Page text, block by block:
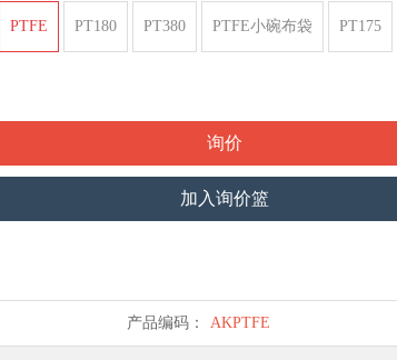
PTFE PT180 PT380 PTFE小碗布袋 PT175
询价
加入询价篮
产品编码： AKPTFE